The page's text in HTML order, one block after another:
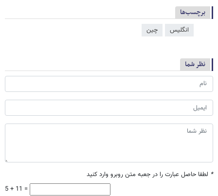
برچسب‌ها
انگلیس چین
نظر شما
* لطفا حاصل عبارت را در جعبه متن روبرو وارد کنید
5 + 11 =